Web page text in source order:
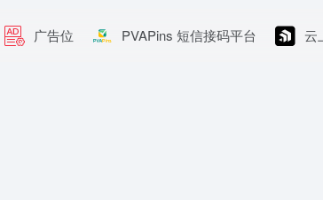
广告位 PVAPins 短信接码平台 云